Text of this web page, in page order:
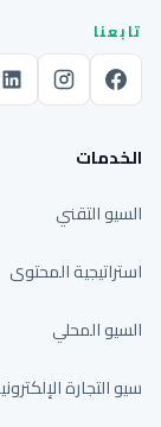
تابعنا
الخدمات
السيو التقني
استراتيجية المحتوى
السيو المحلي
سيو التجارة